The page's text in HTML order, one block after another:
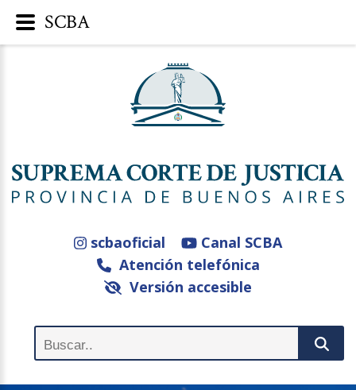
scbaoficial
Canal SCBA
Atención telefónica
Versión accesible
SCBA